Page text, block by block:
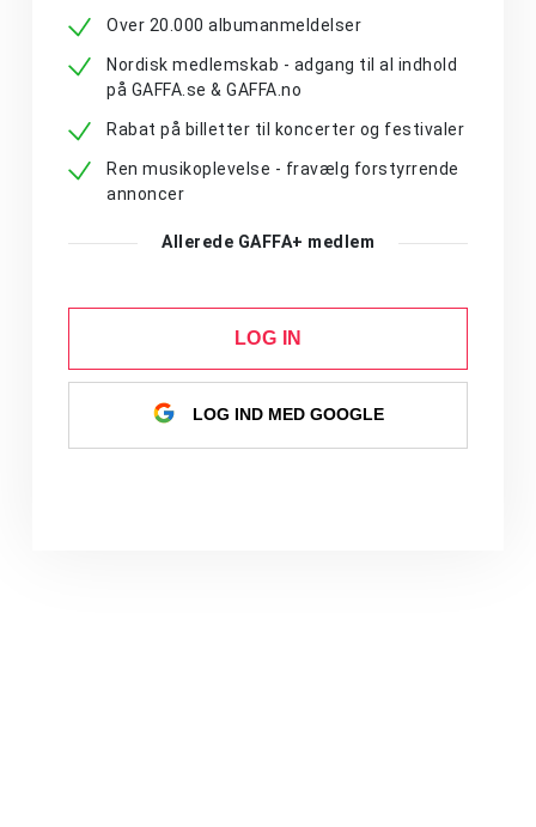
Over 20.000 albumanmeldelser
Nordisk medlemskab - adgang til al indhold
på GAFFA.se & GAFFA.no
Rabat på billetter til koncerter og festivaler
Ren musikoplevelse - fravælg forstyrrende
annoncer
Allerede GAFFA+ medlem
LOG IN
LOG IND MED GOOGLE